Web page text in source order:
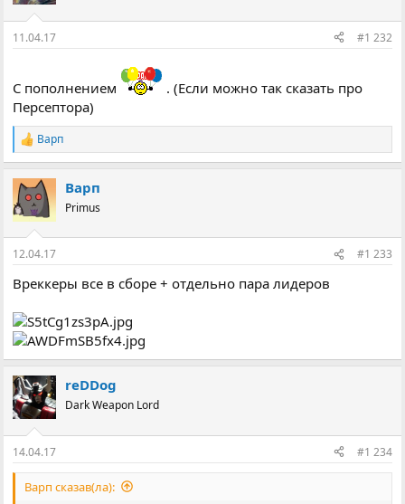
11.04.17 #1 232
С пополнением
. (Если можно так сказать про
Персептора)
Р
е
к
ц
і
Варп
Варп
Primus
12.04.17 #1 233
Вреккеры все в сборе + отдельно пара лидеров
reDDog
Dark Weapon Lord
14.04.17 #1 234
Варп сказав(ла):